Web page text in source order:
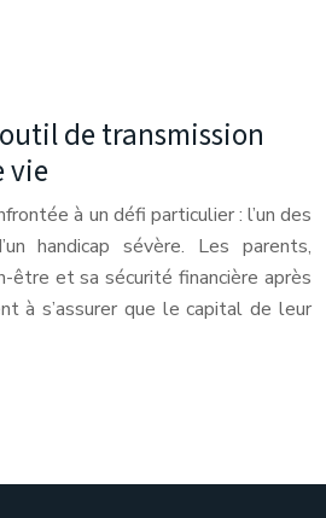
de transmission
vie
à un défi particulier : l’un des
handicap sévère. Les parents,
être et sa sécurité financière après
à s’assurer que le capital de leur